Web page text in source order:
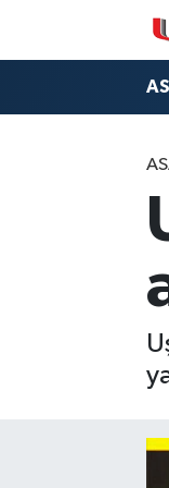
Nöbetçi
Namaz
Puan
Tüm